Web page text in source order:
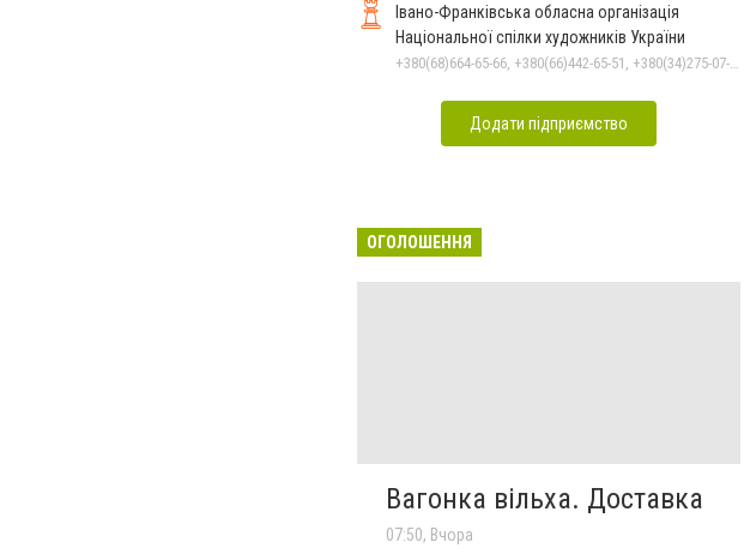
Івано-Франківська обласна організація
Національної спілки художників України
Додати підприємство
ОГОЛОШЕННЯ
Вагонка вільха. Доставка
07:50, Вчора